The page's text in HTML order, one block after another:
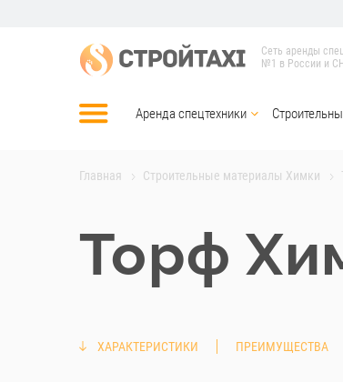
Сеть аренды
№1 в России и
Аренда спецтехники
Главная Строительные материалы Химки
Торф
ХАРАКТЕРИСТИКИ ПРЕИМУЩЕСТВА